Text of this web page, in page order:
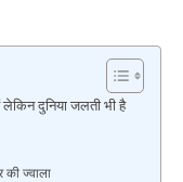
लेकिन दुनिया जलती भी है
की ज्वाला